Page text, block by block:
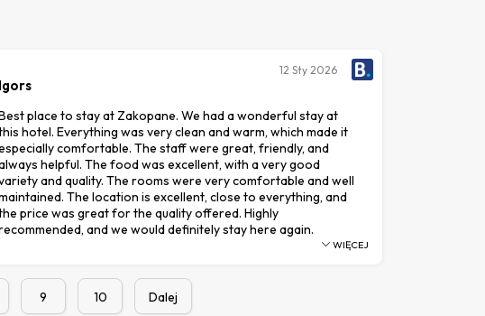
Igors
place to stay at Zakopane. We had a wonderful stay at
hotel. Everything was very clean and warm, which made it
comfortable. The staff were great, friendly, and
helpful. The food was excellent, with a very good
and quality. The rooms were very comfortable and well
The location is excellent, close to everything, and
price was great for the quality offered. Highly
and we would definitely stay here again.
12 Sty 2026
WIĘCEJ
9 10 Dalej